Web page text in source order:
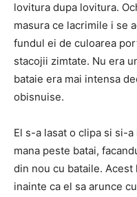
lovitura dupa lovitura.
masura ce lacrimile i se
fundul ei de culoarea
stacojii zimtate. Nu era
bataie era mai intensa
obisnuise.
El s-a lasat o clipa si si-
mana peste batai,
din nou cu bataile. Acest
inainte ca el sa arunce